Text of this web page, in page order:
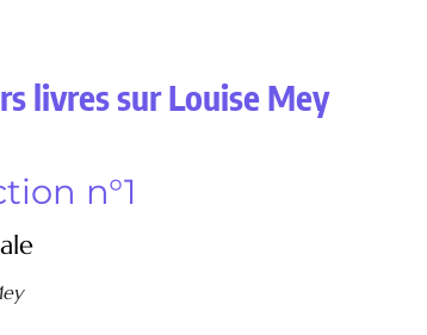
livres sur Louise Mey
n°1